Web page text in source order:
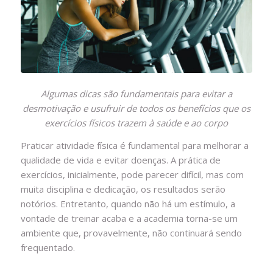
Algumas dicas são fundamentais para evitar a
desmotivação e usufruir de todos os benefícios que os
exercícios físicos trazem à saúde e ao corpo
Praticar atividade física é fundamental para melhorar a
qualidade de vida e evitar doenças. A prática de
exercícios, inicialmente, pode parecer difícil, mas com
muita disciplina e dedicação, os resultados serão
notórios. Entretanto, quando não há um estímulo, a
vontade de treinar acaba e a academia torna-se um
ambiente que, provavelmente, não continuará sendo
frequentado.